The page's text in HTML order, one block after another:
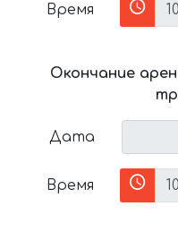
Время
Окончание
Дата
Время